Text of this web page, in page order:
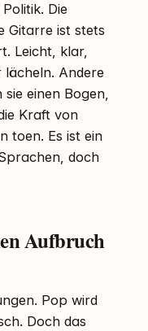
Die
Gitarre ist stets
Leicht, klar,
lächeln. Andere
einen Bogen,
Kraft von
toen. Es ist ein
doch
Aufbruch
Pop wird
Doch das